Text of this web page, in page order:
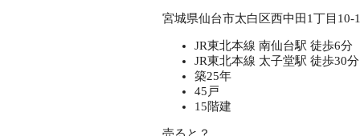
宮城県仙台市太白区西中田1丁目10-1
JR東北本線 南仙台駅 徒歩6分
JR東北本線 太子堂駅 徒歩30分
築25年
45戸
15階建